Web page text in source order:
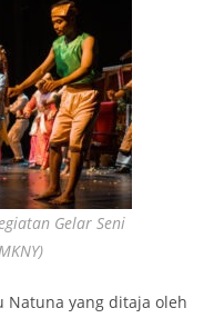
Gelar Seni
Natuna yang ditaja oleh